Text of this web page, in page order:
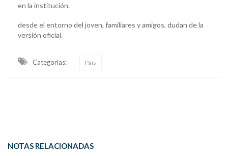
en la institución.
desde el entorno del joven, familiares y amigos, dudan de la
versión oficial.
Categorias: País
NOTAS RELACIONADAS